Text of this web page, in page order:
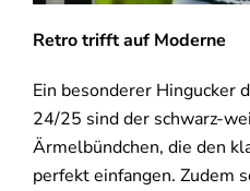
Retro trifft auf Moderne
Ein besonderer Hingucker
24/25 sind der schwarz-
Ärmelbündchen, die den
perfekt einfangen. Zudem